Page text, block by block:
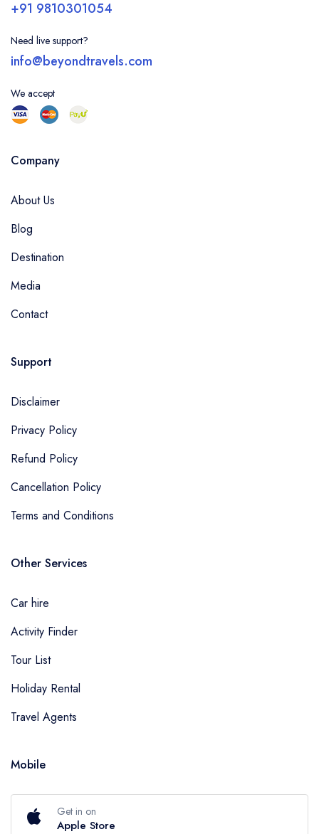
+91 9810301054
Need live support?
info@beyondtravels.com
We accept
Company
About Us
Blog
Destination
Media
Contact
Support
Disclaimer
Privacy Policy
Refund Policy
Cancellation Policy
Terms and Conditions
Other Services
Car hire
Activity Finder
Tour List
Holiday Rental
Travel Agents
Mobile
Get in on
Apple Store